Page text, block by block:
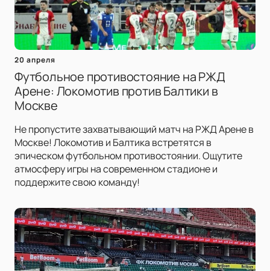
20 апреля
Футбольное противостояние на РЖД
Арене: Локомотив против Балтики в
Москве
Не пропустите захватывающий матч на РЖД Арене в
Москве! Локомотив и Балтика встретятся в
эпическом футбольном противостоянии. Ощутите
атмосферу игры на современном стадионе и
поддержите свою команду!